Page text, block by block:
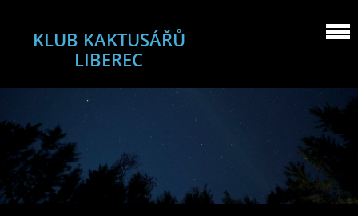
KLUB KAKTUSÁŘŮ
LIBEREC